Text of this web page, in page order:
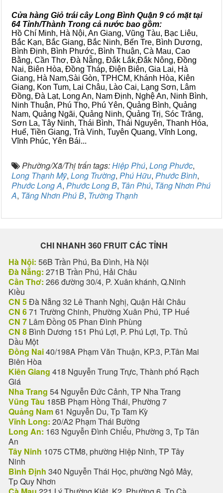
Cửa hàng Giỏ trái cây Long Bình Quận 9 có mặt tại
64 Tỉnh/Thành Trong cả nước bao gồm:
Hồ Chí Minh, Hà Nội, An Giang, Vũng Tàu, Bạc Liêu,
Bắc Kạn, Bắc Giang, Bắc Ninh, Bến Tre, Bình Dương,
Bình Định, Bình Phước, Bình Thuận, Cà Mau, Cao
Bằng, Cần Thơ, Đà Nẵng, Đắk Lắk,Đắk Nông, Đồng
Nai, Biên Hòa, Đồng Tháp, Điện Biên, Gia Lai, Hà
Giang, Hà Nam,Sài Gòn, TPHCM, Khánh Hòa, Kiên
Giang, Kon Tum, Lai Châu, Lào Cai, Lạng Sơn, Lâm
Đồng, Đà Lạt, Long An, Nam Định, Nghệ An, Ninh Bình,
Ninh Thuận, Phú Thọ, Phú Yên, Quảng Bình, Quảng
Nam, Quảng Ngãi, Quảng Ninh, Quảng Trị, Sóc Trăng,
Sơn La, Tây Ninh, Thái Bình, Thái Nguyên, Thanh Hóa,
Huế, Tiền Giang, Trà Vinh, Tuyên Quang, Vĩnh Long,
Vĩnh Phúc, Yên Bái...
Phường/Xã/Thị trấn tags:Hiệp Phú, Long Phước,
Long Thạnh Mỹ, Long Trường, Phú Hữu, Phước Bình,
Phước Long A, Phước Long B, Tân Phú, Tăng Nhơn Phú
A, Tăng Nhơn Phú B, Trường Thạnh
CHI NHANH 360 FRUIT CÁC TỈNH
Hà Nội: 56B Trần Phú, Ba Đình, Hà Nội
Đà Nẵng: 271B Trần Phú, Hải Châu
Cần Thơ: 266 đường 30/4, P. Xuân khánh, Q.Ninh
Kiều
CN 5Đà Nẵng 32 Lê Thanh Nghị, Quận Hải Châu
CN 671 Trường Chinh, Phường Xuân Phú, TP Huế
CN 7 Lâm Đồng 05 Phan Đình Phùng
CN 8 Bình Dương 151 Phú Lợi, P. Phú Lợi, Tp. Thủ
Dầu Một
Đồng Nai40/198A Phạm Văn Thuận, KP.3, P.Tân Mai
Biên Hòa
Kiên Giang 418 Nguyễn Trung Trực, Thành phố Rạch
Giá
Nha Trang 54 Nguyễn Đức Cảnh, TP Nha Trang
Vũng Tàu 185B Phạm Hồng Thái, Phường 7
Quảng Nam61 Nguyễn Du, Tp Tam Kỳ
Vĩnh Long: 20/A2 Phạm Thái Bường
Long An: 163 Nguyễn Đình Chiểu, Phường 3, Tp Tân
An
Tây Ninh 1075 CTM8, phường Hiệp Ninh, TP Tây
Ninh
Bình Định 340 Nguyễn Thái Học, phường Ngô Mây,
Tp Quy Nhơn